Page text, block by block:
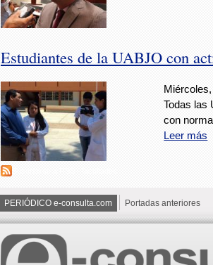
Estudiantes de la UABJO con
Todas las
con
Leer más
PERIÓDICO e-consulta.com Portadas anteriores